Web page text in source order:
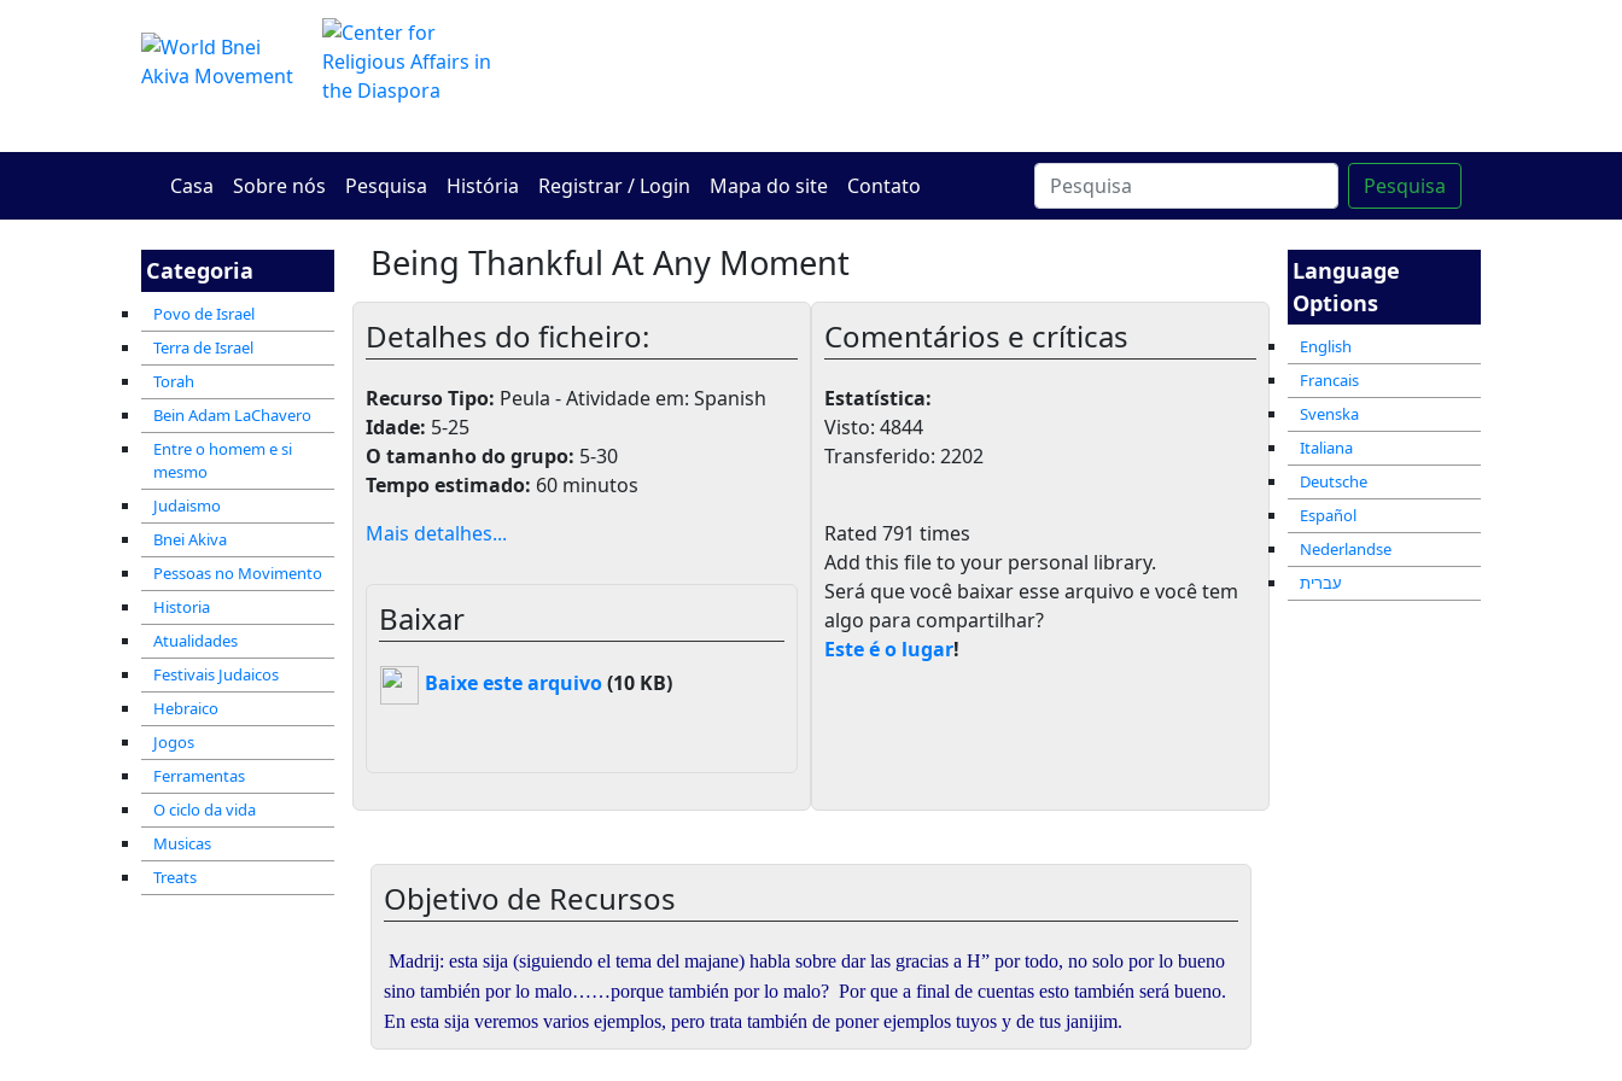
Casa Sobre nós Pesquisa História Registrar / Login Mapa do site Contato Pesquisa
Categoria
Povo de Israel
Terra de Israel
Torah
Bein Adam LaChavero
Entre o homem e si
mesmo
Judaismo
Bnei Akiva
Pessoas no Movimento
Historia
Atualidades
Festivais Judaicos
Hebraico
Jogos
Ferramentas
O ciclo da vida
Musicas
Treats
Being Thankful At Any Moment
Detalhes do ficheiro:
Recurso Tipo: Peula - Atividade em: Spanish
Idade: 5-25
O tamanho do grupo: 5-30
Tempo estimado: 60 minutos
Mais detalhes...
Baixar
Baixe este arquivo(10 KB)
Comentários e críticas
Estatística:
Visto: 4844
Transferido: 2202
Rated 791 times
Add this file to your personal library.
Será que você baixar esse arquivo e você tem
algo para compartilhar?
Este é o lugar!
Objetivo de Recursos
Madrij: esta sija (siguiendo el tema del majane) habla sobre dar las gracias a H” por todo, no solo por lo bueno
sino también por lo malo……porque también por lo malo? Por que a final de cuentas esto también será bueno.
En esta sija veremos varios ejemplos, pero trata también de poner ejemplos tuyos y de tus janijim.
Language
Options
English
Francais
Svenska
Italiana
Deutsche
Español
Nederlandse
עברית